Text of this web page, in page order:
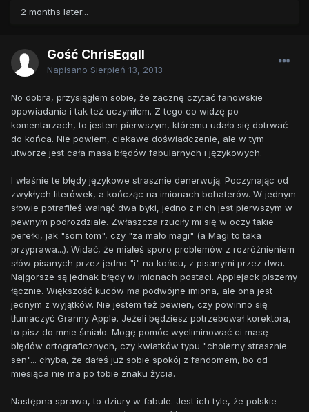
2 months later...
Gość ChrisEggII
Napisano Sierpień 13, 2013
No dobra, przysiągłem sobie, że zacznę czytać fanowskie
opowiadania i tak też uczyniłem. Z tego co widzę po
komentarzach, to jestem pierwszym, któremu udało się dotrwać
do końca. Nie powiem, ciekawe doświadczenie, ale w tym
utworze jest cała masa błędów fabularnych i językowych.
I właśnie te błędy językowe strasznie denerwują. Poczynając od
zwykłych literówek, a kończąc na imionach bohaterów. W jednym
słowie potrafiłeś walnąć dwa byki, jedno z nich jest pierwszym w
pewnym podrozdziale. Zwłaszcza rzuciły mi się w oczy takie
perełki, jak "som tom", czy "za mało magi" (a Magi to taka
przyprawa...). Widać, że miałeś sporo problemów z rozróżnieniem
słów pisanych przez jedno "i" na końcu, z pisanymi przez dwa.
Najgorsze są jednak błędy w imionach postaci. Applejack piszemy
łącznie. Większość kuców ma podwójne imiona, ale ona jest
jednym z wyjątków. Nie jestem też pewien, czy powinno się
tłumaczyć Granny Apple. Jeżeli będziesz potrzebował korektora,
to pisz do mnie śmiało. Mogę pomóc wyeliminować ci masę
błędów ortograficznych, czy kwiatków typu "cholerny strasznie
sen"... chyba, że dałeś już sobie spokój z fandomem, bo od
miesiąca nie ma po tobie znaku życia.
Następna sprawa, to dziury w fabule. Jest ich tyle, że polskie